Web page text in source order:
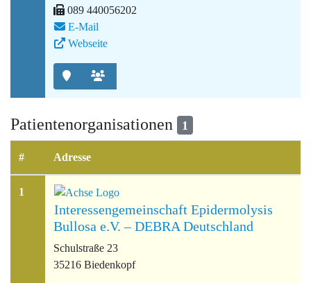
089 440056202
E-Mail
Webseite
Patientenorganisationen 1
# Adresse
1
Interessengemeinschaft Epidermolysis
Bullosa e.V. – DEBRA Deutschland
Schulstraße 23
35216 Biedenkopf